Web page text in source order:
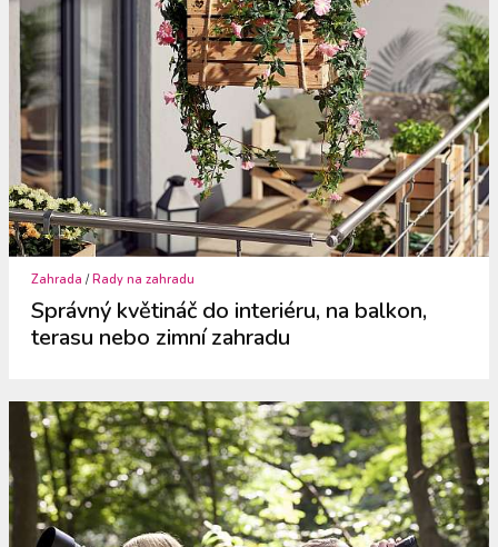
Zahrada /Rady na zahradu
Správný květináč do interiéru, na balkon,
terasu nebo zimní zahradu